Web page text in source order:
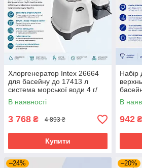
Хлоргенератор Intex 26664
для басейну до 17413 л
система морської води 4 г/
год
В наявності
3 768 ₴ 4 893 ₴
Купити
Набір
28002
В
942 ₴
–24% –20%